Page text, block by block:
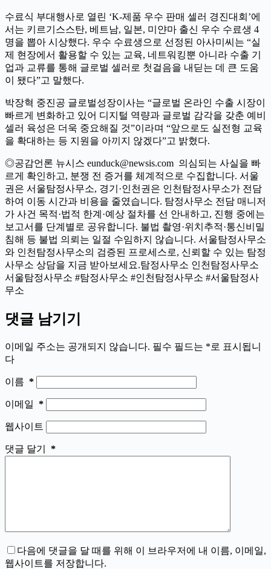
수료식 부대행사로 열린 ‘K-제품 우수 판매 셀러 경진대회’에
서는 키르기스스탄, 베트남, 일본, 미얀마 출신 우수 수료생 4
명을 뽑아 시상했다. 우수 수료생으로 선정된 아사미씨는 “실
제 현장에서 활용할 수 있는 교육, 네트워킹뿐 아니라 수출 기
업과 교류를 통해 글로벌 셀러로 첫걸음을 내딛는 데 큰 도움
이 됐다”고 말했다.
박장혁 중진공 글로벌성장이사는 “글로벌 온라인 수출 시장이
빠르게 변화하고 있어 디지털 역량과 글로벌 감각을 갖춘 예비
셀러 육성은 더욱 중요해질 것”이라며 “앞으로도 실전형 교육
을 확대하는 등 지원을 아끼지 않겠다”고 밝혔다.
◎공감언론 뉴시스 eunduck@newsis.com 의심되는 사실을 빠
르게 확인하고, 분쟁 전 증거를 체계적으로 수집합니다. 서울
권은 서울탐정사무소, 경기·인천권은 인천탐정사무소가 전담
하여 이동 시간과 비용을 줄였습니다. 탐정사무소 전담 매니저
가 사건 목적·법적 한계·예상 절차를 선 안내하고, 진행 중에는
보고서를 단계별로 공유합니다. 불법 촬영·위치추적·통신비밀
침해 등 불법 의뢰는 일절 수임하지 않습니다. 서울탐정사무소
와 인천탐정사무소의 검증된 프로세스로, 신뢰할 수 있는 탐정
사무소 상담을 지금 받아보세요.탐정사무소 인천탐정사무소
서울탐정사무소 #탐정사무소 #인천탐정사무소 #서울탐정사
무소
댓글 남기기
이메일 주소는 공개되지 않습니다. 필수 필드는 *로 표시됩니
다
이름 *
이메일 *
웹사이트
댓글 달기 *
다음에 댓글을 달 때를 위해 이 브라우저에 내 이름, 이메일,
웹사이트를 저장합니다.